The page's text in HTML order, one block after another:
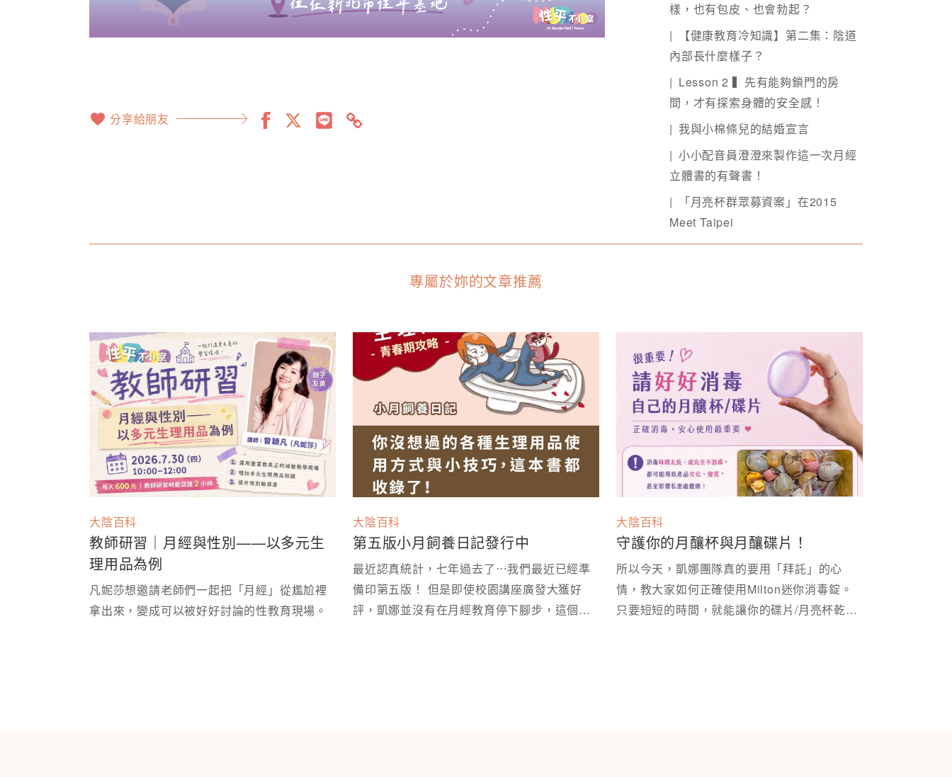
分享給朋友
樣，也有包皮、也會勃起？
【健康教育冷知識】第二集：陰道
內部長什麼樣子？
Lesson 2 ▍先有能夠鎖門的房
間，才有探索身體的安全感！
我與小棉條兒的結婚宣言
小小配音員澄澄來製作這一次月經
立體書的有聲書！
「月亮杯群眾募資案」在2015
Meet Taipei
專屬於妳的文章推薦
大陰百科
教師研習｜月經與性別——以多元生
理用品為例
凡妮莎想邀請老師們一起把「月經」從尷尬裡
大陰百科
第五版小月飼養日記發行中
最近認真統計，七年過去了⋯我們最近已經準
備印第五版！ 但是即使校園講座廣發大獲好
評，凱娜並沒有在月經教育停下腳步，這個月
大陰百科
守護你的月釀杯與月釀碟片！
所以今天，凱娜團隊真的要用「拜託」的心
情，教大家如何正確使用Milton迷你消毒錠。
只要短短的時間，就能讓你的碟片/月亮杯乾淨